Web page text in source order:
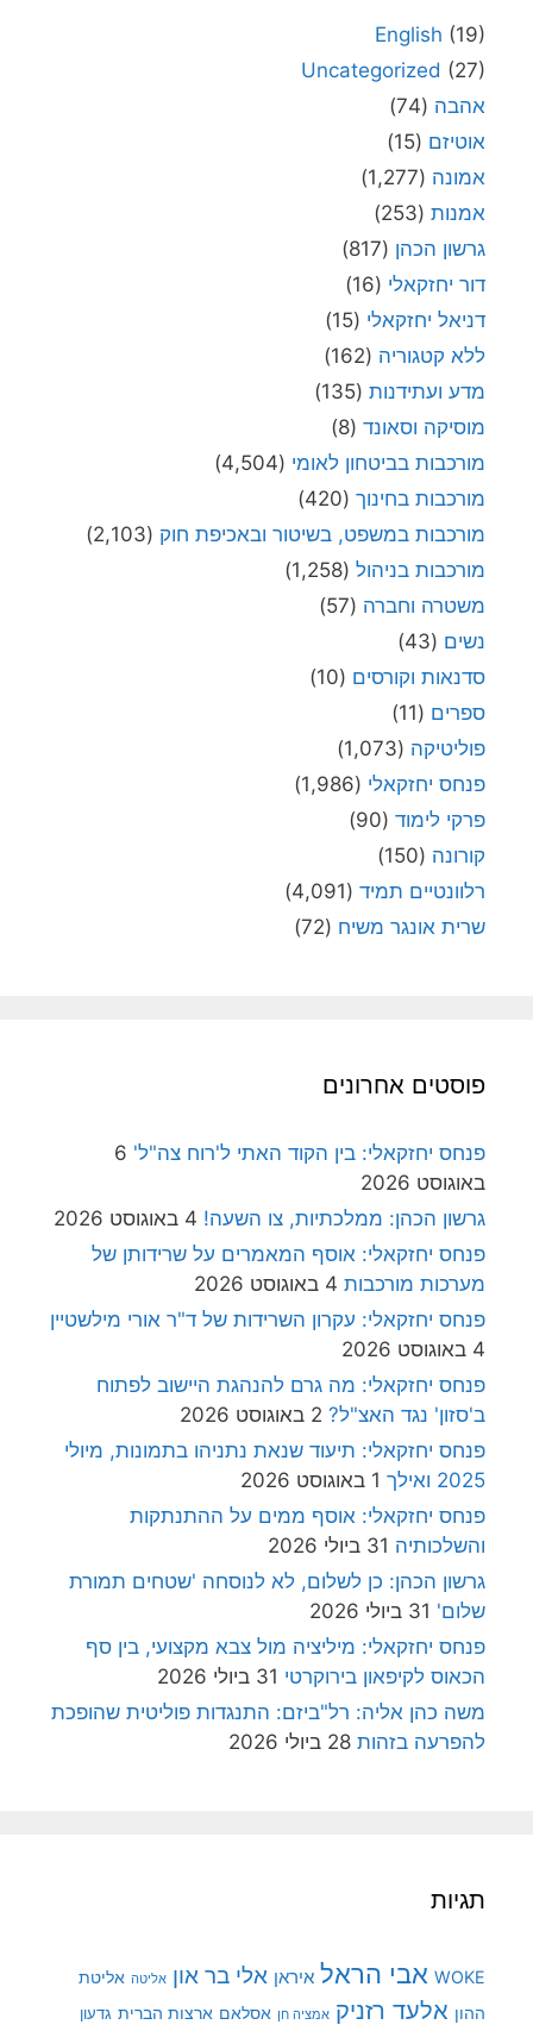
English (19)
Uncategorized (27)
אהבה (74)
אוטיזם (15)
אמונה (1,277)
אמנות (253)
גרשון הכהן (817)
דור יחזקאלי (16)
דניאל יחזקאלי (15)
ללא קטגוריה (162)
מדע ועתידנות (135)
מוסיקה וסאונד (8)
מורכבות בביטחון לאומי (4,504)
מורכבות בחינוך (420)
מורכבות במשפט, בשיטור ובאכיפת חוק (2,103)
מורכבות בניהול (1,258)
משטרה וחברה (57)
נשים (43)
סדנאות וקורסים (10)
ספרים (11)
פוליטיקה (1,073)
פנחס יחזקאלי (1,986)
פרקי לימוד (90)
קורונה (150)
רלוונטיים תמיד (4,091)
שרית אונגר משיח (72)
פוסטים אחרונים
פנחס יחזקאלי: בין הקוד האתי ל'רוח צה"ל' 6
באוגוסט 2026
גרשון הכהן: ממלכתיות, צו השעה! 4 באוגוסט 2026
פנחס יחזקאלי: אוסף המאמרים על שרידותן של
מערכות מורכבות 4 באוגוסט 2026
פנחס יחזקאלי: עקרון השרידות של ד"ר אורי מילשטיין
4 באוגוסט 2026
פנחס יחזקאלי: מה גרם להנהגת היישוב לפתוח
ב'סזון' נגד האצ"ל? 2 באוגוסט 2026
פנחס יחזקאלי: תיעוד שנאת נתניהו בתמונות, מיולי
2025 ואילך
1 באוגוסט 2026
פנחס יחזקאלי: אוסף ממים על ההתנתקות
והשלכותיה 31 ביולי 2026
גרשון הכהן: כן לשלום, לא לנוסחה 'שטחים תמורת
שלום' 31 ביולי 2026
פנחס יחזקאלי: מיליציה מול צבא מקצועי, בין סף
הכאוס לקיפאון בירוקרטי 31 ביולי 2026
משה כהן אליה: רל"ביזם: התנגדות פוליטית שהופכת
להפרעה בזהות 28 ביולי 2026
תגיות
WOKE אבי הראל איראן אלי בר און אליטה אליטת
ההון אלעד רזניק אמציה חן אסלאם ארצות הברית גדעון